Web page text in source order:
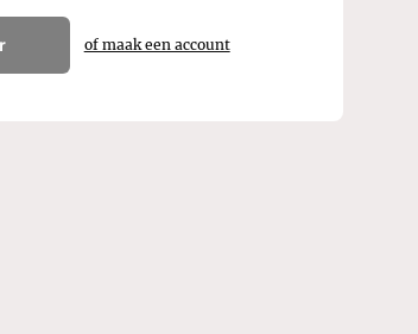
of maak een account